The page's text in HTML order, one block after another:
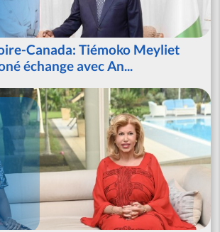
Canada: Tiémoko Meyliet
échange avec An...